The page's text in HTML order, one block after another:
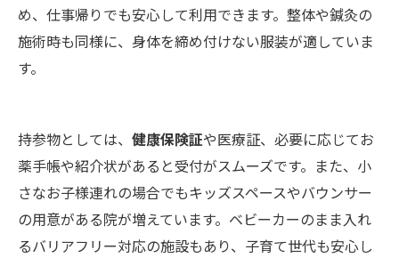
め、仕事帰りでも安心して利用できます。整体や鍼灸の
施術時も同様に、身体を締め付けない服装が適していま
す。
持参物としては、 健康保険証や医療証、必要に応じてお
薬手帳や紹介状があると受付がスムーズです。また、小
さなお子様連れの場合でもキッズスペースやバウンサー
の用意がある院が増えています。ベビーカーのまま入れ
るバリアフリー対応の施設もあり、子育て世代も安心し